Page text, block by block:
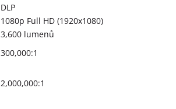
DLP
1080p Full HD (1920x1080)
3,600 lumenů
300,000:1
2,000,000:1